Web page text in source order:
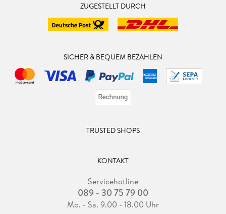
ZUGESTELLT DURCH
SICHER & BEQUEM BEZAHLEN
TRUSTED SHOPS
KONTAKT
Servicehotline
089 - 30 75 79 00
Mo. - Sa. 9.00 - 18.00 Uhr